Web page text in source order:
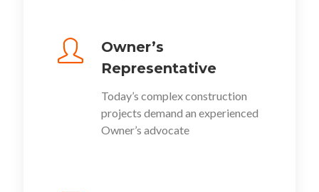
Owner’s
Representative
Today’s complex construction
projects demand an experienced
Owner’s advocate